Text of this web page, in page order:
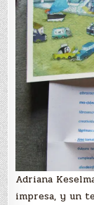
Adriana
impresa, y un